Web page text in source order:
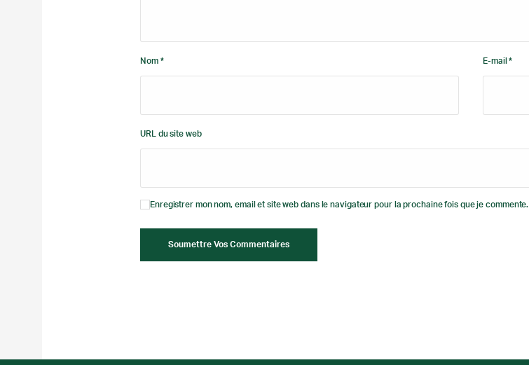
Nom * E-mail *
URL du site web
Enregistrer mon nom, email et site web dans le navigateur pour la prochaine fois que je commente.